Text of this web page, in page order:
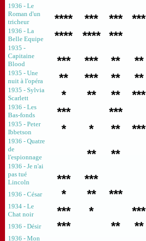
1936 - Le
Roman d'un
tricheur
**** *** *** ***
1936 - La
Belle Equipe
**** **** ***
1935 -
Capitaine
Blood
*** *** ** **
1935 - Une
nuit à l'opéra
** *** ** **
1935 - Sylvia
Scarlett
* ** ** ***
1936 - Les
Bas-fonds
*** ***
1935 - Peter
Ibbetson
* * ** ***
1936 - Quatre
de
l'espionnage
** **
1936 - Je n'ai
pas tué
Lincoln
*** ***
1936 - César * ** ***
1934 - Le
Chat noir
*** * ***
1936 - Désir *** ** **
1936 - Mon